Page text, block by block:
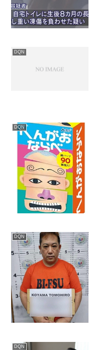
DQN
DQN
DQN
DQN